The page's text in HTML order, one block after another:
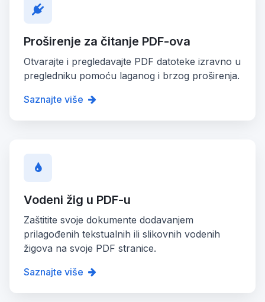
Proširenje za čitanje PDF-ova
Otvarajte i pregledavajte PDF datoteke izravno u
pregledniku pomoću laganog i brzog proširenja.
Saznajte više
Vodeni žig u PDF-u
Zaštitite svoje dokumente dodavanjem
prilagođenih tekstualnih ili slikovnih vodenih
žigova na svoje PDF stranice.
Saznajte više